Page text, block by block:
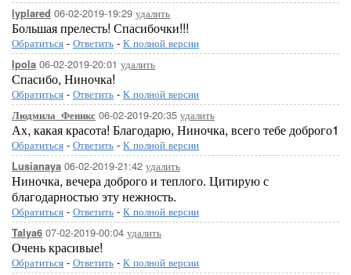
lyplared 06-02-2019-19:29 удалить
Большая прелесть! Спасибочки!!!
Обратиться - Ответить - К полной версии
Ipola 06-02-2019-20:01 удалить
Спасибо, Ниночка!
Обратиться - Ответить - К полной версии
Людмила_Феникс 06-02-2019-20:35 удалить
Ах, какая красота! Благодарю, Ниночка, всего тебе доброго1
Обратиться - Ответить - К полной версии
Lusianaya 06-02-2019-21:42 удалить
Ниночка, вечера доброго и теплого. Цитирую с
благодарностью эту нежность.
Обратиться - Ответить - К полной версии
Talya6 07-02-2019-00:04 удалить
Очень красивые!
Обратиться - Ответить - К полной версии